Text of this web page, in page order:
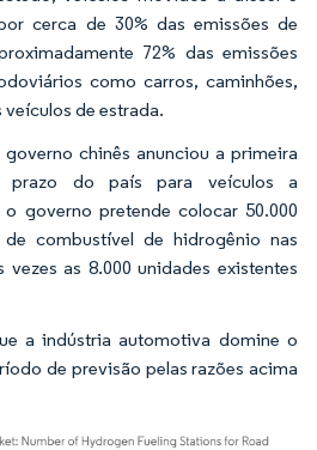
cerca de 30% das emissões de
72% das emissões
como carros, caminhões,
de estrada.
chinês anunciou a primeira
prazo do país para veículos a
governo pretende colocar 50.000
combustível de hidrogênio nas
vezes as 8.000 unidades existentes
a indústria automotiva domine o
de previsão pelas razões acima